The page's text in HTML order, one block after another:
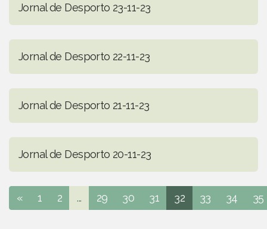
Jornal de Desporto 23-11-23
Jornal de Desporto 22-11-23
Jornal de Desporto 21-11-23
Jornal de Desporto 20-11-23
« 1 2 ... 29 30 31 32 33 34 35